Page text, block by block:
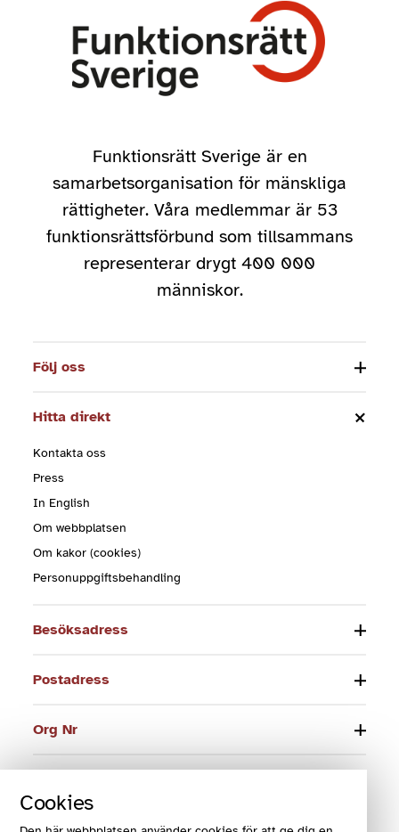
Cookies
Funktionsrätt Sverige är en
samarbetsorganisation för mänskliga
rättigheter. Våra medlemmar är 53
funktionsrättsförbund som tillsammans
representerar drygt 400 000
människor.
Följ oss
Hitta direkt
Kontakta oss
Press
In English
Om webbplatsen
Om kakor (cookies)
Personuppgiftsbehandling
Besöksadress
Postadress
Org Nr